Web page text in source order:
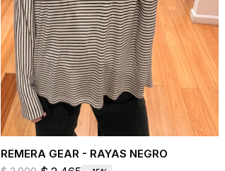
REMERA GEAR - RAYAS NEGRO